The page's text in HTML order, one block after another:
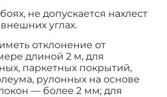
не допускается нахлест
углах.
отклонение от
длиной 2 м, для
паркетных покрытий,
рулонных на основе
— более 2 мм; для